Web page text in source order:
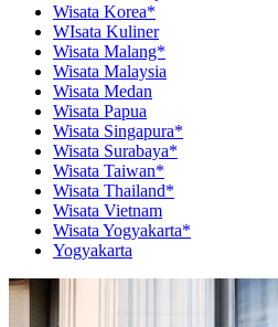
Wisata Korea*
WIsata Kuliner
Wisata Malang*
Wisata Malaysia
Wisata Medan
Wisata Papua
Wisata Singapura*
Wisata Surabaya*
Wisata Taiwan*
Wisata Thailand*
Wisata Vietnam
Wisata Yogyakarta*
Yogyakarta